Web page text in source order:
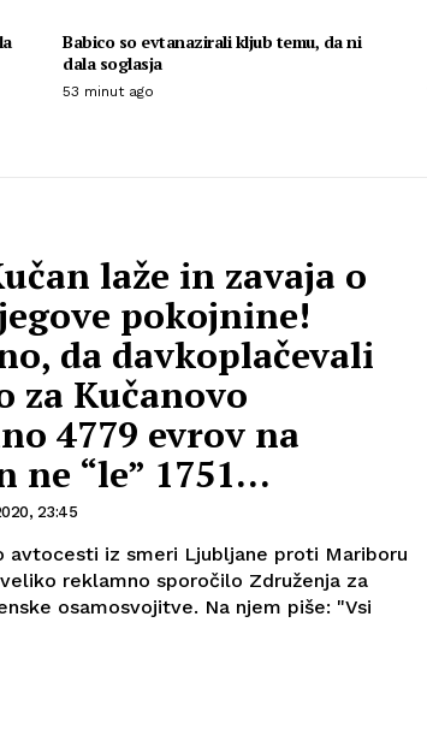
Babico so evtanazirali kljub temu, da ni
dala soglasja
53 minut ago
laže in zavaja o
pokojnine!
da davkoplačevali
za Kučanovo
4779 evrov na
ne “le” 1751...
23:45
avtocesti iz smeri Ljubljane proti Mariboru
reklamno sporočilo Združenja za
osamosvojitve. Na njem piše: "Vsi